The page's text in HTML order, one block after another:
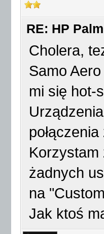
RE: HP
Cholera,
Samo
mi się hot-
Korzystam
żadnych
na
Jak ktoś